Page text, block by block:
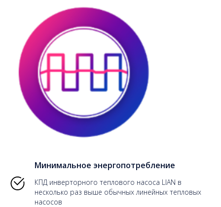
Минимальное энергопотребление
КПД инверторного теплового насоса LIAN в
несколько раз выше обычных линейных тепловых
насосов